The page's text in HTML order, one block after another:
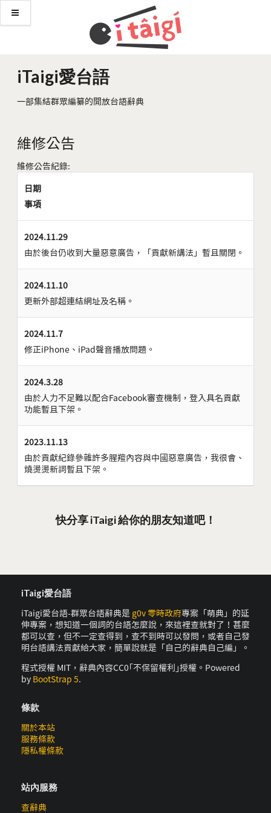
iTaigi愛台語
一部集結群眾編纂的開放台語辭典
維修公告
維修公告紀錄:
日期
事項
2024.11.29
由於後台仍收到大量惡意廣告，「貢獻新講法」暫且關閉。
2024.11.10
更新外部超連結網址及名稱。
2024.11.7
修正iPhone、iPad聲音播放問題。
2024.3.28
由於人力不足難以配合Facebook審查機制，登入具名貢獻
功能暫且下架。
2023.11.13
由於貢獻紀錄參雜許多腥羶內容與中國惡意廣告，我很會、
燒燙燙新詞暫且下架。
快分享 iTaigi 給你的朋友知道吧！
iTaigi愛台語
iTaigi愛台語-群眾台語辭典是 g0v 零時政府專案「萌典」的延
伸專案，想知道一個詞的台語怎麼說，來這裡查就對了！甚麼
都可以查，但不一定查得到，查不到時可以發問，或者自己發
明台語講法貢獻給大家，簡單說就是「自己的辭典自己編」。
程式授權 MIT，辭典內容CC0｢不保留權利｣授權。Powered
by BootStrap 5.
條款
關於本站
服務條款
隱私權條款
站內服務
查辭典